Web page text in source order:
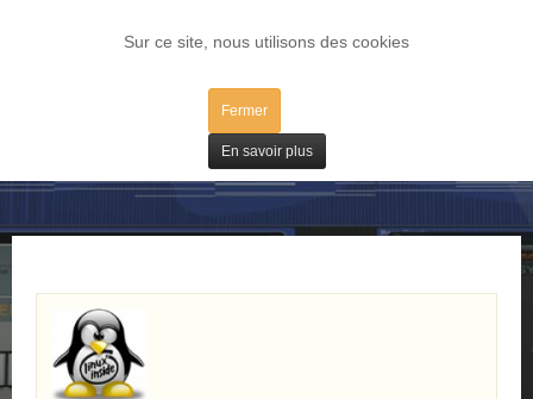
Sur ce site, nous utilisons des cookies
Fermer
En savoir plus
LOG IN
Bons Plans